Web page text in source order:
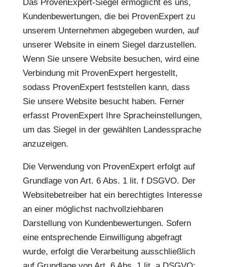
Das ProvenExpert-Siegel ermöglicht es uns,
Kundenbewertungen, die bei ProvenExpert zu
unserem Unternehmen abgegeben wurden, auf
unserer Website in einem Siegel darzustellen.
Wenn Sie unsere Website besuchen, wird eine
Verbindung mit ProvenExpert hergestellt,
sodass ProvenExpert feststellen kann, dass
Sie unsere Website besucht haben. Ferner
erfasst ProvenExpert Ihre Spracheinstellungen,
um das Siegel in der gewählten Landessprache
anzuzeigen.
Die Verwendung von ProvenExpert erfolgt auf
Grundlage von Art. 6 Abs. 1 lit. f DSGVO. Der
Websitebetreiber hat ein berechtigtes Interesse
an einer möglichst nachvollziehbaren
Darstellung von Kundenbewertungen. Sofern
eine entsprechende Einwilligung abgefragt
wurde, erfolgt die Verarbeitung ausschließlich